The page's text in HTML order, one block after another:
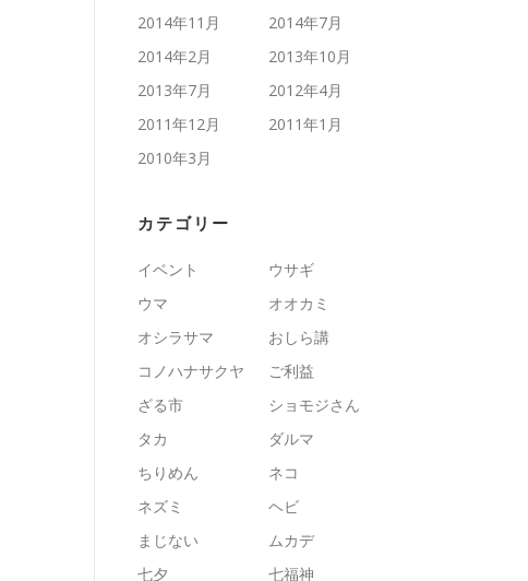
2014年11月
2014年7月
2014年2月
2013年10月
2013年7月
2012年4月
2011年12月
2011年1月
2010年3月
カテゴリー
イベント
ウサギ
ウマ
オオカミ
オシラサマ
おしら講
コノハナサクヤ
ご利益
ざる市
ショモジさん
タカ
ダルマ
ちりめん
ネコ
ネズミ
ヘビ
まじない
ムカデ
七夕
七福神